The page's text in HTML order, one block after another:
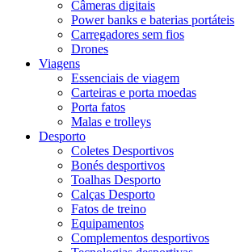
Câmeras digitais
Power banks e baterias portáteis
Carregadores sem fios
Drones
Viagens
Essenciais de viagem
Carteiras e porta moedas
Porta fatos
Malas e trolleys
Desporto
Coletes Desportivos
Bonés desportivos
Toalhas Desporto
Calças Desporto
Fatos de treino
Equipamentos
Complementos desportivos